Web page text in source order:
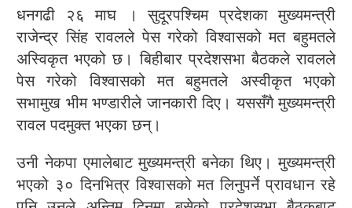
धनगढी २६ माघ । सुदूरपश्चिम प्रदेशका मुख्यमन्त्री
राजेन्द्र सिंह रावलले पेस गरेको विश्वासको मत बहुमतले
अस्विकृत भएको छ। बिहीबार प्रदेशसभा बैठकले रावलले
पेस गरेको विश्वासको मत बहुमतले अस्वीकृत भएको
सभामुख भीम भण्डारीले जानकारी दिए। यससँगै मुख्यमन्त्री
रावल पदमुक्त भएका छन्।
उनी नेकपा एमालेबाट मुख्यमन्त्री बनेका थिए। मुख्यमन्त्री
भएको ३० दिनभित्र विश्वासको मत लिनुपर्ने प्रावधान रहे